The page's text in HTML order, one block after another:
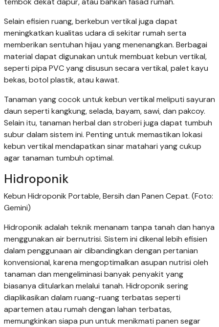
Selain efisien ruang, berkebun vertikal juga dapat
meningkatkan kualitas udara di sekitar rumah serta
memberikan sentuhan hijau yang menenangkan. Berbagai
material dapat digunakan untuk membuat kebun vertikal,
seperti pipa PVC yang disusun secara vertikal, palet kayu
bekas, botol plastik, atau kawat.
Tanaman yang cocok untuk kebun vertikal meliputi sayuran
daun seperti kangkung, selada, bayam, sawi, dan pakcoy.
Selain itu, tanaman herbal dan stroberi juga dapat tumbuh
subur dalam sistem ini. Penting untuk memastikan lokasi
kebun vertikal mendapatkan sinar matahari yang cukup
agar tanaman tumbuh optimal.
Hidroponik
Kebun Hidroponik Portable, Bersih dan Panen Cepat. (Foto:
Gemini)
Hidroponik adalah teknik menanam tanpa tanah dan hanya
menggunakan air bernutrisi. Sistem ini dikenal lebih efisien
dalam penggunaan air dibandingkan dengan pertanian
konvensional, karena mengoptimalkan asupan nutrisi oleh
tanaman dan mengeliminasi banyak penyakit yang
biasanya ditularkan melalui tanah. Hidroponik sering
diaplikasikan dalam ruang-ruang terbatas seperti
apartemen atau rumah dengan lahan terbatas,
memungkinkan siapa pun untuk menikmati panen segar